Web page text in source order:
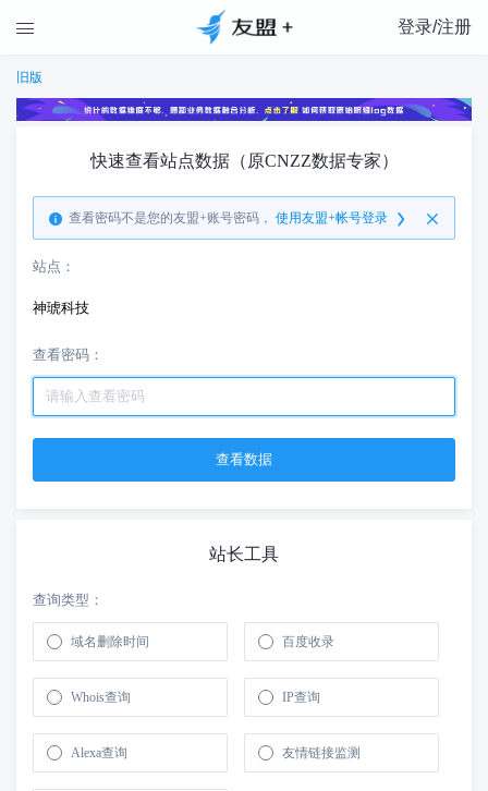
 登录/注册
旧版
快速查看站点数据（原CNZZ数据专家）
查看密码不是您的友盟+账号密码， 使用友盟+帐号登录
站点：
神琥科技
查看密码：
站长工具
查询类型：
域名删除时间 百度收录
Whois查询 IP查询
Alexa查询 友情链接监测